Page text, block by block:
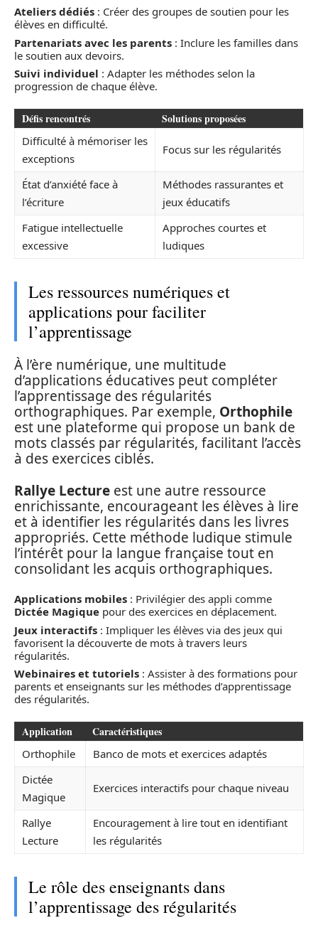
Ateliers dédiés : Créer des groupes de soutien pour les
élèves en difficulté.
Partenariats avec les parents : Inclure les familles dans
le soutien aux devoirs.
Suivi individuel : Adapter les méthodes selon la
progression de chaque élève.
Défis rencontrés Solutions proposées
Difficulté à mémoriser les
exceptions
Focus sur les régularités
État d’anxiété face à
l’écriture
Méthodes rassurantes et
jeux éducatifs
Fatigue intellectuelle
excessive
Approches courtes et
ludiques
Les ressources numériques et
applications pour faciliter
l’apprentissage
À l’ère numérique, une multitude
d’applications éducatives peut compléter
l’apprentissage des régularités
orthographiques. Par exemple, Orthophile
est une plateforme qui propose un bank de
mots classés par régularités, facilitant l’accès
à des exercices ciblés.
Rallye Lecture est une autre ressource
enrichissante, encourageant les élèves à lire
et à identifier les régularités dans les livres
appropriés. Cette méthode ludique stimule
l’intérêt pour la langue française tout en
consolidant les acquis orthographiques.
Applications mobiles : Privilégier des appli comme
Dictée Magique pour des exercices en déplacement.
Jeux interactifs : Impliquer les élèves via des jeux qui
favorisent la découverte de mots à travers leurs
régularités.
Webinaires et tutoriels : Assister à des formations pour
parents et enseignants sur les méthodes d’apprentissage
des régularités.
Application Caractéristiques
Orthophile
Banco de mots et exercices adaptés
Dictée
Magique
Exercices interactifs pour chaque niveau
Rallye
Lecture
Encouragement à lire tout en identifiant
les régularités
Le rôle des enseignants dans
l’apprentissage des régularités